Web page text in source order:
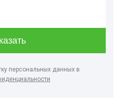
персональных данных в